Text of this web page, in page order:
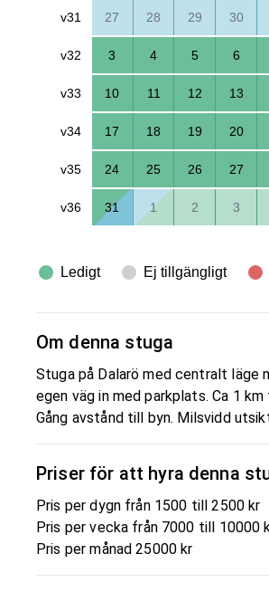
v31
27 28 29 30
v32 3 4 5 6
v33 10 11 12 13
v34 17 18 19 20
v35 24 25 26 27
v36 31 1 2 3
Ledigt Ej tillgängligt
Om denna stuga
Stuga på Dalarö med centralt läge
egen väg in med parkplats. Ca 1
Gång avstånd till byn. Milsvidd
Priser för att hyra denna
Pris per dygn från 1500 till 2500 kr
Pris per vecka från 7000 till 10000
Pris per månad 25000 kr